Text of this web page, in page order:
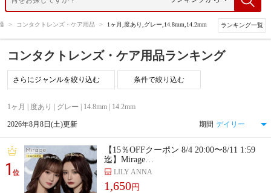
> コンタクトレンズ・ケア用品 > 1ヶ月,度あり,グレー,14.8mm,14.2mm ランキング一覧
コンタクトレンズ・ケア用品ランキング
条件で絞り込む
1ヶ月 | 度あり | グレー | 14.8mm | 14.2mm
2026年8月8日(土)更新 期間
1位
【15％OFFクーポン 8/4 20:00〜8/11 1:59
迄】Mirage…
LILY ANNA
1,650円